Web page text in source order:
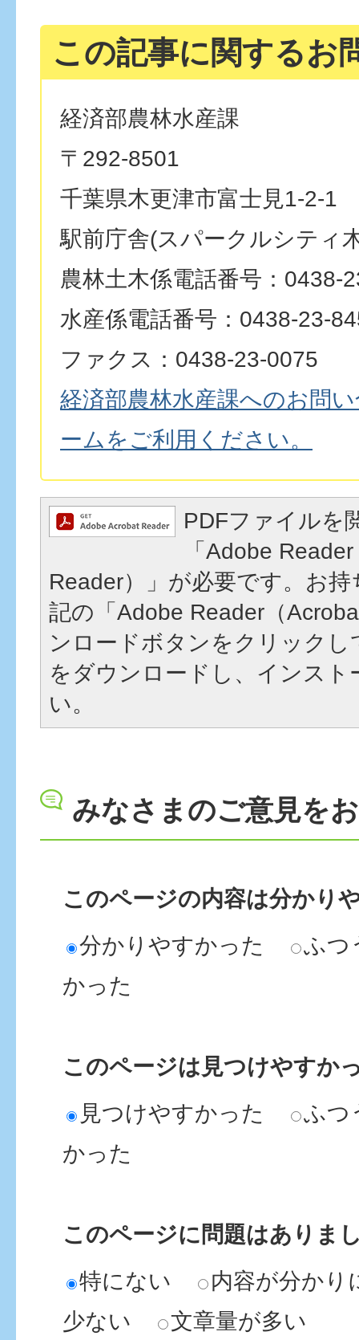
この記事に関するお
経済部農林水産課
〒292-8501
千葉県木更津市富士見1-2-1
駅前庁舎(スパークルシティ
農林土木係電話番号：0438-
水産係電話番号：0438-23-
ファクス：0438-23-0075
経済部農林水産課へのお問
ームをご利用ください。
PDFファイルを
「Adobe
Reader）」が必要です。お
記の「Adobe Reader（
ンロードボタンをクリック
をダウンロードし、インスト
い。
みなさまのご意見を
このページの内容は分かり
分かりやすかった
ふつ
かった
このページは見つけやすか
見つけやすかった
ふつ
かった
このページに問題はありま
特にない
内容が分かり
少ない
文章量が多い